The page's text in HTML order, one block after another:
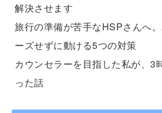
解決させます
旅行の準備が苦手なHSPさんへ
ーズせずに動ける5つの対策
カウンセラーを目指した私が、3
った話